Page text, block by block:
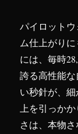
パイロット
ム仕上がり
には、毎時
誇る高性能
い秒針が、
上を引っか
さは、本物